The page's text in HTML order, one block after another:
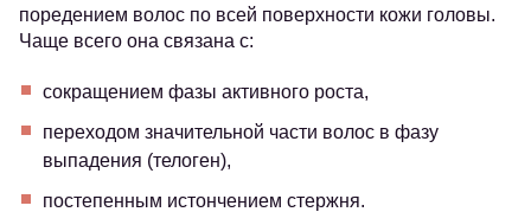
поредением волос по всей поверхности кожи головы.
Чаще всего она связана с:
сокращением фазы активного роста,
переходом значительной части волос в фазу
выпадения (телоген),
постепенным истончением стержня.